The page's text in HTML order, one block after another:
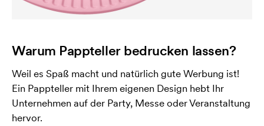
Warum Pappteller bedrucken lassen?
Weil es Spaß macht und natürlich gute Werbung ist!
Ein Pappteller mit Ihrem eigenen Design hebt Ihr
Unternehmen auf der Party, Messe oder Veranstaltung
hervor.